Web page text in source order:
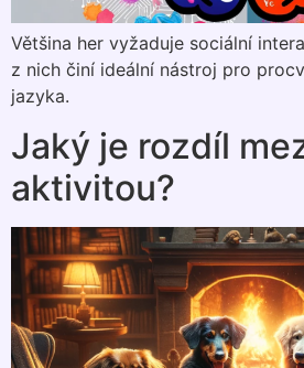
Většina her vyžaduje sociální
z nich činí ideální nástroj pro
jazyka.
Jaký je rozdíl
aktivitou?